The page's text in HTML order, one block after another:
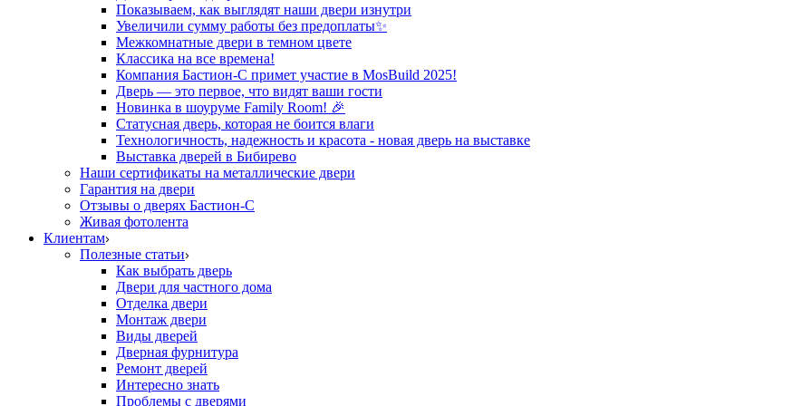
Показываем, как выглядят наши двери изнутри
Увеличили сумму работы без предоплаты✨
Межкомнатные двери в темном цвете
Классика на все времена!
Компания Бастион-С примет участие в MosBuild 2025!
Дверь — это первое, что видят ваши гости
Новинка в шоуруме Family Room! 🎉
Статусная дверь, которая не боится влаги
Технологичность, надежность и красота - новая дверь на выставке
Выставка дверей в Бибирево
Наши сертификаты на металлические двери
Гарантия на двери
Отзывы о дверях Бастион-С
Живая фотолента
Клиентам
Полезные статьи
Как выбрать дверь
Двери для частного дома
Отделка двери
Монтаж двери
Виды дверей
Дверная фурнитура
Ремонт дверей
Интересно знать
Проблемы с дверями